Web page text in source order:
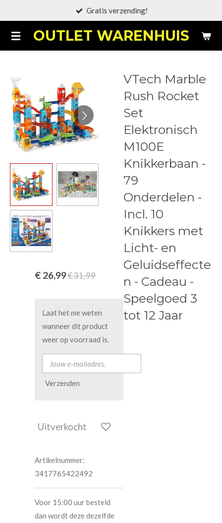
naar
de
OUTLET WARENHUIS
Gratis verzending!
VTech Marble
Rush Rocket
Set
Elektronisch
M100E
Knikkerbaan -
79
Onderdelen -
Incl. 10
Knikkers met
Licht- en
Geluidseffecte
n - Cadeau -
Speelgoed 3
tot 12 Jaar
€ 26,99€ 31,99
Laat het me weten
wanneer dit product
weer op voorraad is.
Verzenden
Uitverkocht
Artikelnummer:
3417765422492
Voor 15:00 uur besteld
dan wordt deze dezelfde